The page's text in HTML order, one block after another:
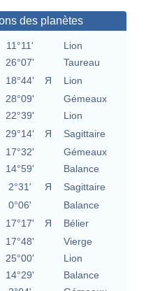
des planètes
11°11'
Lion
26°07'
Taureau
18°44' Я
Lion
28°09'
Gémeaux
22°39'
Lion
29°14' Я
Sagittaire
17°32'
Gémeaux
14°59'
Balance
2°31' Я
Sagittaire
0°06'
Balance
17°17' Я
Bélier
17°48'
Vierge
25°00'
Lion
14°29'
Balance